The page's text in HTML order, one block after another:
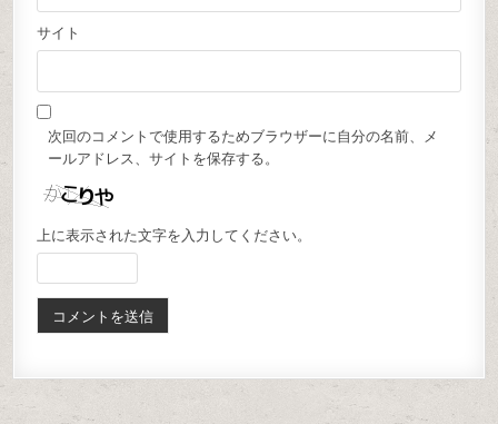
サイト
次回のコメントで使用するためブラウザーに自分の名前、メ
ールアドレス、サイトを保存する。
上に表示された文字を入力してください。